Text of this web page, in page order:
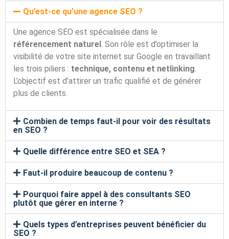
Qu’est-ce qu’une agence SEO ?
Une agence SEO est spécialisée dans le
référencement naturel. Son rôle est d’optimiser la
visibilité de votre site internet sur Google en travaillant
les trois piliers : technique, contenu et netlinking.
L’objectif est d’attirer un trafic qualifié et de générer
plus de clients.
Combien de temps faut-il pour voir des résultats
en SEO ?
Quelle différence entre SEO et SEA ?
Faut-il produire beaucoup de contenu ?
Pourquoi faire appel à des consultants SEO
plutôt que gérer en interne ?
Quels types d’entreprises peuvent bénéficier du
SEO ?